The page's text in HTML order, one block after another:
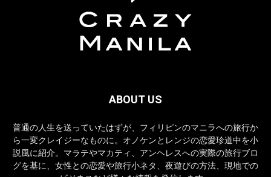
ABOUT US
普通の人生を送っていたはずが、フィリピンのマニラへの旅行か
ら一変クレイジーなものに。オノケンとレンジの恋愛珍道中を小
説風に紹介。マラテやマカティ、アンヘレスへの実際の旅行ブロ
グを基に、女性との恋愛や旅行小ネタ、夜遊びの方法、現地での